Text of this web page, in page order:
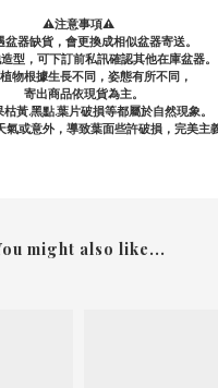
⚠️注意事項⚠️
盆器缺貨，會更換成相似盆器寄送。
型，可下訂前私訊確認其他在庫盆器。
物根據生長不同，姿態有所不同，
寄出商品依現貨為主。
黃.黑點.葉片破損等都屬於自然現象。
或意外，導致葉面些許破損，完美主
might also like...